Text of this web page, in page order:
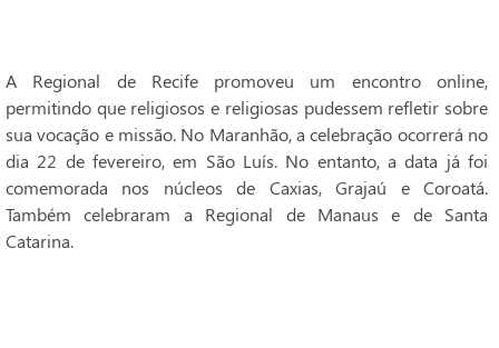
A Regional de Recife promoveu um encontro online,
permitindo que religiosos e religiosas pudessem refletir sobre
sua vocação e missão. No Maranhão, a celebração ocorrerá no
dia 22 de fevereiro, em São Luís. No entanto, a data já foi
comemorada nos núcleos de Caxias, Grajaú e Coroatá.
Também celebraram a Regional de Manaus e de Santa
Catarina.